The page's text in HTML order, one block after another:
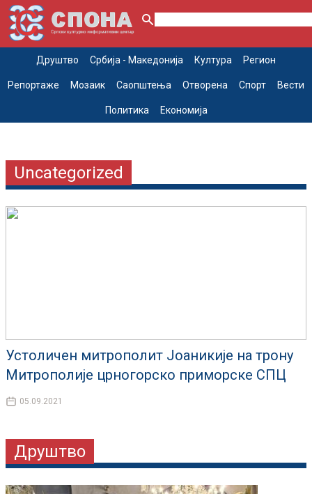
Друштво Србија - Македонија Култура Регион
Репортаже Мозаик Саопштења Отворена Спорт Вести
Политика Економија
Uncategorized
Устоличен митрополит Јоаникије на трону
Митрополије црногорско приморске СПЦ
05.09.2021
Друштво